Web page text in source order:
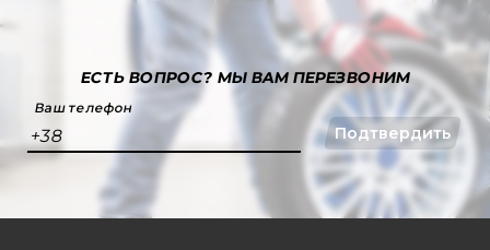
ЕСТЬ ВОПРОС?МЫ ВАМ ПЕРЕЗВОНИМ
Ваш телефон
+38 Подтвердить